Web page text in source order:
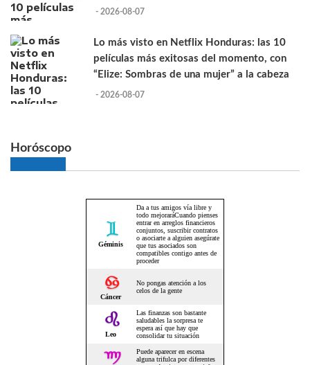
- 2026-08-07
Lo más visto en Netflix Honduras: las 10
películas más exitosas del momento, con
“Elize: Sombras de una mujer” a la cabeza
- 2026-08-07
Horóscopo